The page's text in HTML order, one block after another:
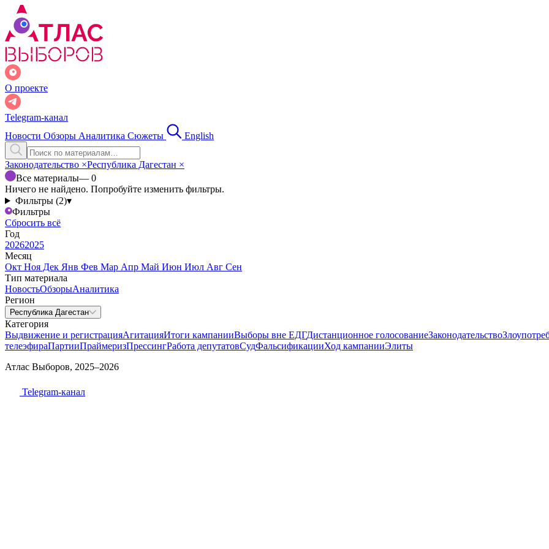
О проекте
Telegram-канал
Новости Обзоры Аналитика Сюжеты English
Законодательство ×Республика Дагестан ×
Все материалы— 0
Ничего не найдено. Попробуйте изменить фильтры.
Фильтры (2)▾
Фильтры
Сбросить всё
Год
20262025
Месяц
Окт Ноя Дек Янв Фев Мар Апр Май Июн Июл Авг Сен
Тип материала
НовостьОбзорыАналитика
Регион
Республика Дагестан
Категория
Выдвижение и регистрацияАгитацияИтоги кампанииВыборы вне ЕДГДистанционное голосованиеЗаконодательство
телеэфираПартииПраймеризПрессингРабота депутатовСудФальсификацииХод кампанииЭлиты
Атлас Выборов, 2025–2026
Telegram-канал